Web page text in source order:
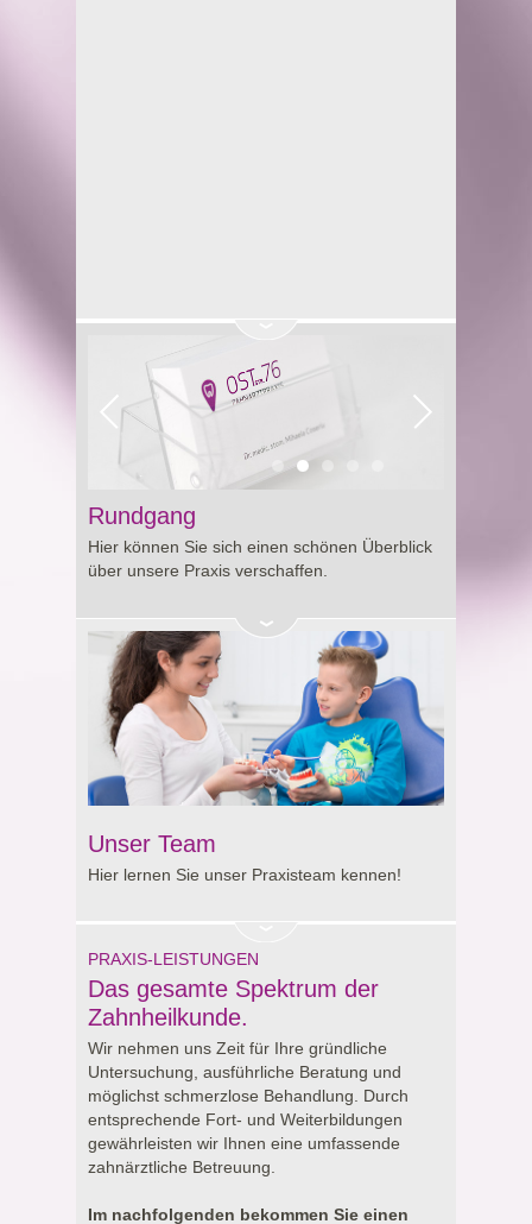
Rundgang
Hier können Sie sich einen schönen Überblick
über unsere Praxis verschaffen.
Unser Team
Hier lernen Sie unser Praxisteam kennen!
PRAXIS-LEISTUNGEN
Das gesamte Spektrum der
Zahnheilkunde.
Wir nehmen uns Zeit für Ihre gründliche
Untersuchung, ausführliche Beratung und
möglichst schmerzlose Behandlung. Durch
entsprechende Fort- und Weiterbildungen
gewährleisten wir Ihnen eine umfassende
zahnärztliche Betreuung.
Im nachfolgenden bekommen Sie einen